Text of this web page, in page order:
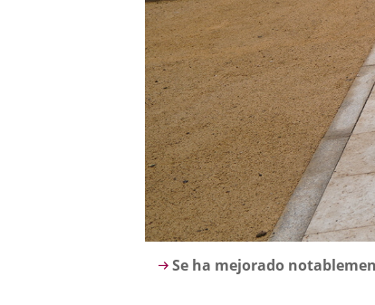
Descripción
Se ha mejorado